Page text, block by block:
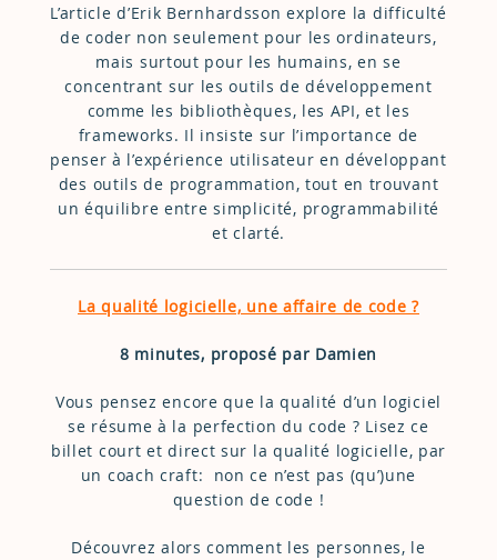
L’article d’Erik Bernhardsson explore la difficulté
de coder non seulement pour les ordinateurs,
mais surtout pour les humains, en se
concentrant sur les outils de développement
comme les bibliothèques, les API, et les
frameworks. Il insiste sur l’importance de
penser à l’expérience utilisateur en développant
des outils de programmation, tout en trouvant
un équilibre entre simplicité, programmabilité
et clarté.
La qualité logicielle, une affaire de code ?
8 minutes, proposé par Damien
Vous pensez encore que la qualité d’un logiciel
se résume à la perfection du code ? Lisez ce
billet court et direct sur la qualité logicielle, par
un coach craft: non ce n’est pas (qu’)une
question de code !
Découvrez alors comment les personnes, le